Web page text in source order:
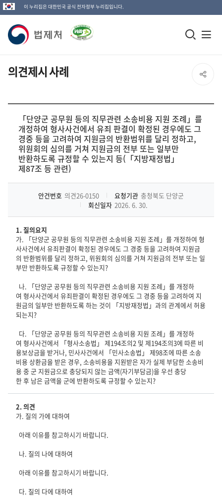
이 누리집은 대한민국 공식 전자정부 누리집입니다.
법
제
처
고
모
창
열
기
의견제시 사례 SNS
「단양군 공무원 등의 직무관련 소송비용 지원 조례」를
개정하여 형사사건에서 유죄 판결이 확정된 경우에도 그
경중 등을 고려하여 지원금의 반환범위를 달리 정하고,
위원회의 심의를 거쳐 지원금의 전부 또는 일부만
반환하도록 규정할 수 있는지 등(「지방재정법」
제87조 등 관련)
안건번호 의견26-0150 요청기관 충청북도 단양군
회신일자 2026. 6. 30.
1. 질의요지
가. 「단양군 공무원 등의 직무관련 소송비용 지원 조례」를 개정하여 형
사사건에서 유죄판결이 확정된 경우에도 그 경중 등을 고려하여 지원금
의 반환범위를 달리 정하고, 위원회의 심의를 거쳐 지원금의 전부 또는 일
부만 반환하도록 규정할 수 있는지?
나. 「단양군 공무원 등의 직무관련 소송비용 지원 조례」를 개정하
여 형사사건에서 유죄판결이 확정된 경우에도 그 경중 등을 고려하여 지
원금의 일부만 반환하도록 하는 것이 「지방재정법」과의 관계에서 허용
되는지?
다. 「단양군 공무원 등의 직무관련 소송비용 지원 조례」를 개정하
여 형사사건에서 「형사소송법」 제194조의2 및 제194조의3에 따른 비
용보상금을 받거나, 민사사건에서 「민사소송법」 제98조에 따른 소송
비용 상환금을 받은 경우, 소송비용을 지원받은 자가 실제 부담한 소송비
용 중 군 지원금으로 충당되지 않는 금액(자기부담금)을 우선 충당
한 후 남은 금액을 군에 반환하도록 규정할 수 있는지?
2. 의견
가. 질의 가에 대하여
아래 이유를 참고하시기 바랍니다.
나. 질의 나에 대하여
아래 이유를 참고하시기 바랍니다.
다. 질의 다에 대하여